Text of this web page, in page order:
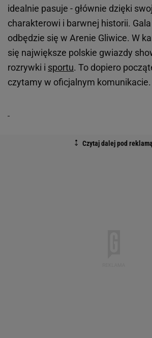
idealnie pasuje - głównie dzięki
charakterowi i barwnej historii.
odbędzie się w Arenie Gliwice. W
się największe polskie gwiazdy
rozrywki i sportu. To dopiero
czytamy w oficjalnym komunikacie.